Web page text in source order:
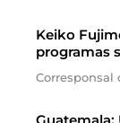
Keiko
programas
Corresponsal